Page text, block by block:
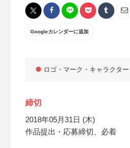
Googleカレンダーに追加
ロゴ・マーク・キャラクター
締切
2018年05月31日 (木)
作品提出・応募締切、必着